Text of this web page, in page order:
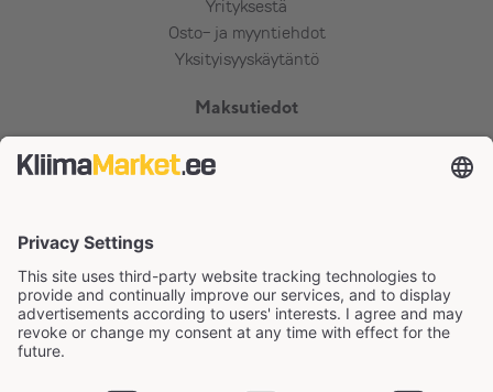
Yrityksestä
Osto- ja myyntiehdot
Yksityisyyskäytäntö
Maksutiedot